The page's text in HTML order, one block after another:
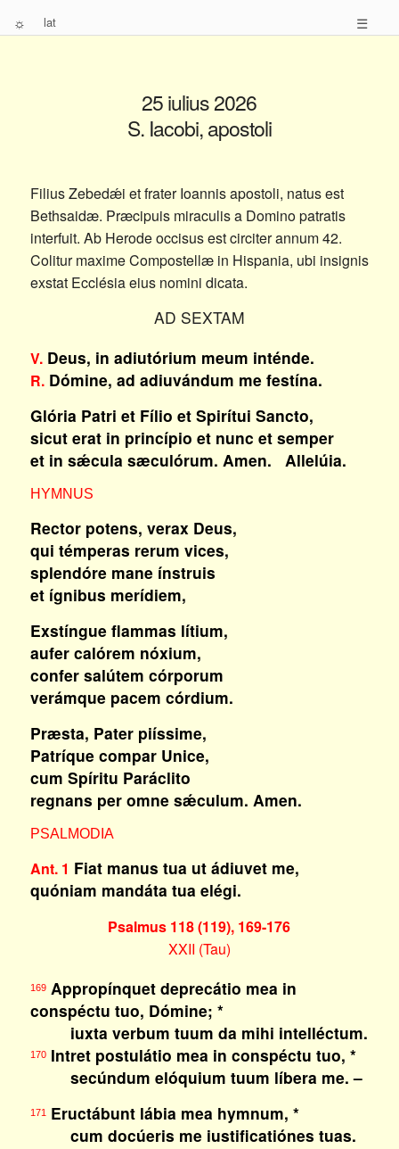
☼ lat ☰
25 iulius 2026
S. Iacobi, apostoli
Filius Zebedǽi et frater Ioannis apostoli, natus est
Bethsaidæ. Præcipuis miraculis a Domino patratis
interfuit. Ab Herode occisus est circiter annum 42.
Colitur maxime Compostellæ in Hispania, ubi insignis
exstat Ecclésia eius nomini dicata.
AD SEXTAM
V.Deus, in adiutórium meum inténde.
R.Dómine, ad adiuvándum me festína.
Glória Patri et Fílio et Spirítui Sancto,
sicut erat in princípio et nunc et semper
et in sǽcula sæculórum. Amen. Allelúia.
HYMNUS
Rector potens, verax Deus,
qui témperas rerum vices,
splendóre mane ínstruis
et ígnibus merídiem,
Exstíngue flammas lítium,
aufer calórem nóxium,
confer salútem córporum
verámque pacem córdium.
Præsta, Pater piíssime,
Patríque compar Unice,
cum Spíritu Paráclito
regnans per omne sǽculum. Amen.
PSALMODIA
Ant. 1 Fiat manus tua ut ádiuvet me,
quóniam mandáta tua elégi.
Psalmus 118 (119), 169-176
XXII (Tau)
169Appropínquet deprecátio mea in
conspéctu tuo, Dómine; *
iuxta verbum tuum da mihi intelléctum.
170Intret postulátio mea in conspéctu tuo, *
secúndum elóquium tuum líbera me. –
171Eructábunt lábia mea hymnum, *
cum docúeris me iustificatiónes tuas.